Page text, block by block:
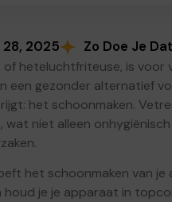
2025 Zo Doe Je Dat
of heteluchtfriteuse, is voor
een gezonder alternatief
het schoonmaken.
wat niet alleen
het schoonmaken van
houd je je apparaat in